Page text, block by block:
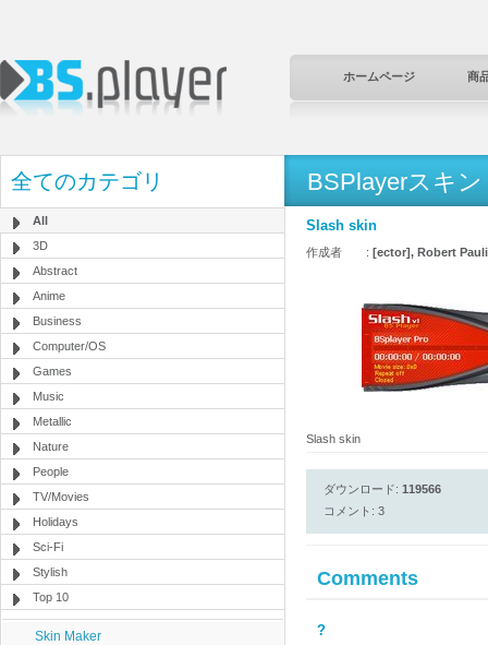
ホームページ 商
全てのカテゴリ
All
3D
Abstract
Anime
Business
Computer/OS
Games
Music
Metallic
Nature
People
TV/Movies
Holidays
Sci-Fi
Stylish
Top 10
Skin Maker
BSPlayerスキン
Slash skin
作成者 : [ector], Robert
Slash skin
ダウンロード: 119566
コメント: 3
Comments
?